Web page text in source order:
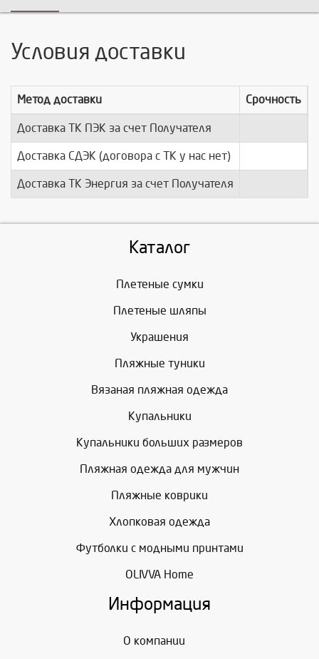
Условия доставки
Метод доставки Срочность
Доставка ТК ПЭК за счет Получателя
Доставка СДЭК (договора с ТК у нас нет)
Доставка ТК Энергия за счет Получателя
Каталог
Плетеные сумки
Плетеные шляпы
Украшения
Пляжные туники
Вязаная пляжная одежда
Купальники
Купальники больших размеров
Пляжная одежда для мужчин
Пляжные коврики
Хлопковая одежда
Футболки с модными принтами
OLIVVA Home
Информация
О компании